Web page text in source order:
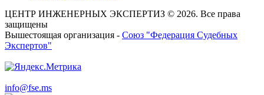
ЦЕНТР ИНЖЕНЕРНЫХ ЭКСПЕРТИЗ © 2026. Все права
защищены
Вышестоящая организация - Союз "Федерация Судебных
Экспертов"
info@fse.ms